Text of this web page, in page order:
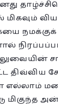
நமக்குக்
திவ்விய